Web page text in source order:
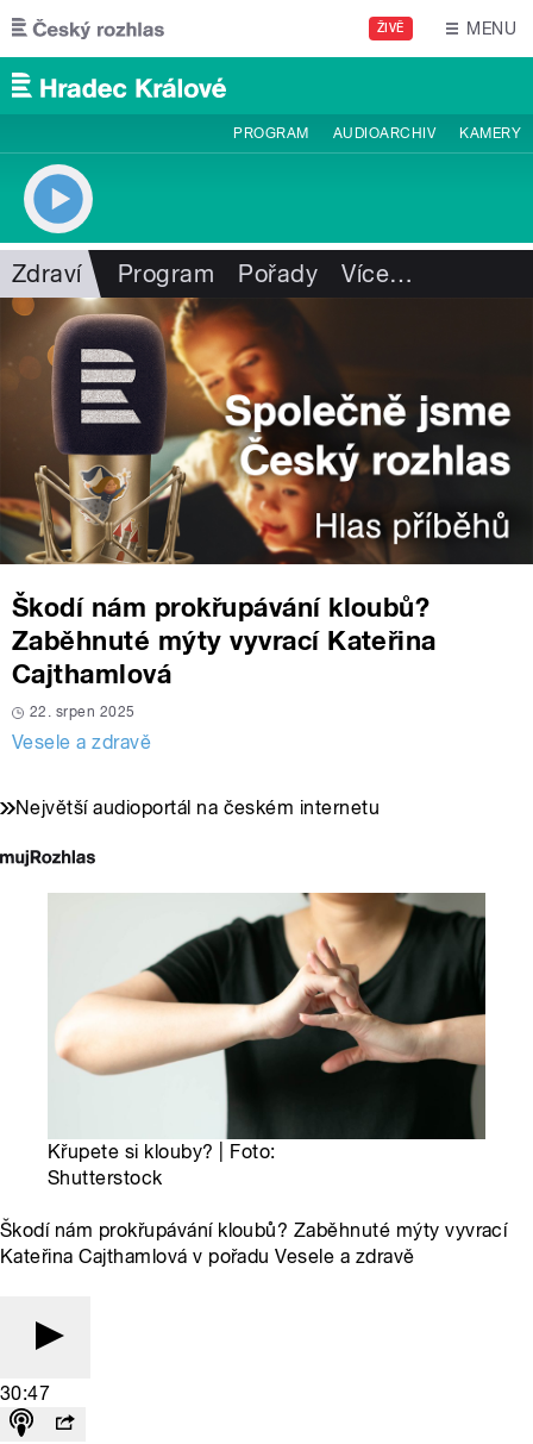
Přejít k hlavnímu obsahu
ŽIVĚ MENU
PROGRAM AUDIOARCHIV KAMERY
Zdraví Program Pořady Více…
Škodí nám prokřupávání kloubů?
Zaběhnuté mýty vyvrací Kateřina
Cajthamlová
22. srpen 2025
Vesele a zdravě
Největší audioportál na českém internetu
Křupete si klouby? | Foto:
Shutterstock
Škodí nám prokřupávání kloubů? Zaběhnuté mýty vyvrací
Kateřina Cajthamlová v pořadu Vesele a zdravě
30:47